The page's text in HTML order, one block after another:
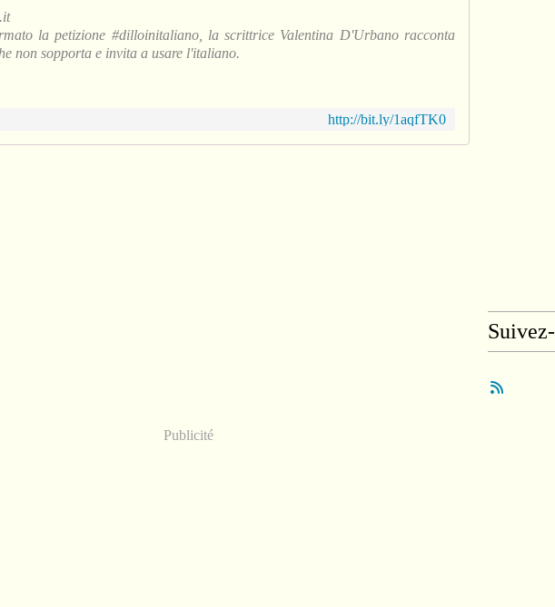
la petizione #dilloinitaliano, la scrittrice Valentina D'Urbano racconta
non sopporta e invita a usare l'italiano.
http://bit.ly/1aqfTK0
Publicité